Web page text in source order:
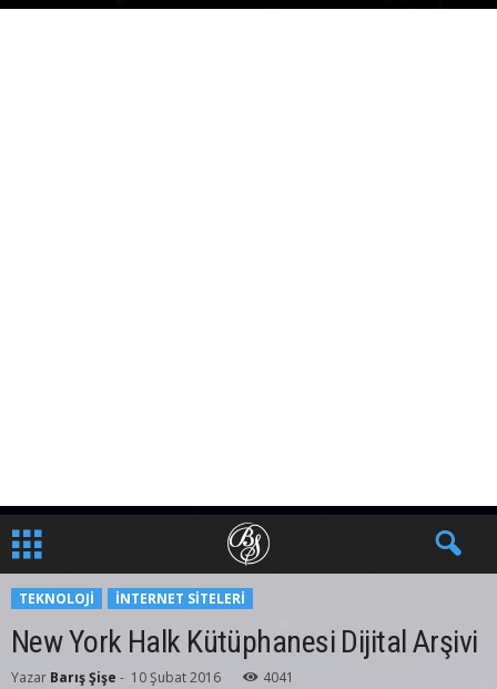
TEKNOLOJI İNTERNET SITELERI
New York Halk Kütüphanesi Dijital Arşivi
Yazar Barış Şişe - 10 Şubat 2016 4041